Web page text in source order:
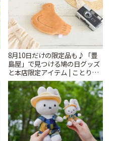
8月10日だけの限定品も♪「豊
島屋」で見つける鳩の日グッズ
と本店限定アイテム | ことりっ
ぷ